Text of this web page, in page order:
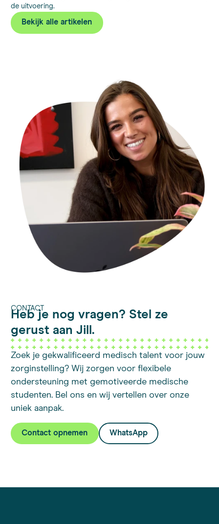
de uitvoering.
Bekijk alle artikelen
CONTACT
Heb je nog vragen? Stel ze
gerust aan Jill.
Zoek je gekwalificeerd medisch talent voor jouw
zorginstelling? Wij zorgen voor flexibele
ondersteuning met gemotiveerde medische
studenten. Bel ons en wij vertellen over onze
uniek aanpak.
Contact opnemen WhatsApp